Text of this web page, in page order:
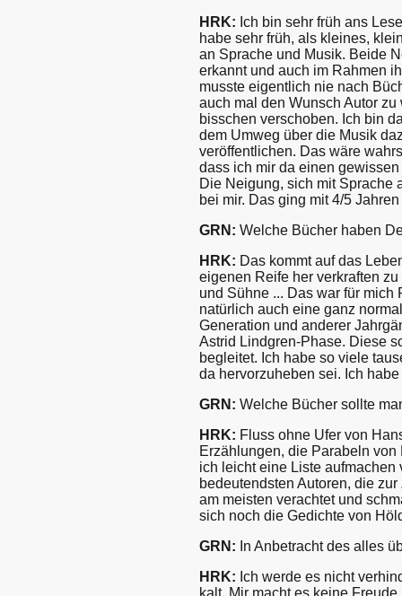
HRK: Ich bin sehr früh ans
habe sehr früh, als kleines,
an Sprache und Musik. Beide
erkannt und auch im Rahmen
musste eigentlich nie nach
auch mal den Wunsch Autor
bisschen verschoben. Ich bin
dem Umweg über die Musik
veröffentlichen. Das wäre
dass ich mir da einen
Die Neigung, sich mit Sprache
bei mir. Das ging mit 4/5
GRN: Welche Bücher haben
HRK: Das kommt auf das
eigenen Reife her verkraften
und Sühne ... Das war für
natürlich auch eine ganz
Generation und anderer
Astrid Lindgren-Phase. Diese
begleitet. Ich habe so viele
da hervorzuheben sei. Ich
GRN: Welche Bücher sollte
HRK: Fluss ohne Ufer von
Erzählungen, die Parabeln
ich leicht eine Liste
bedeutendsten Autoren, die
am meisten verachtet und
sich noch die Gedichte von
GRN: In Anbetracht des alles
HRK: Ich werde es nicht
kalt. Mir macht es keine